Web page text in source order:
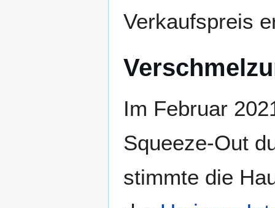
Verkaufspreis
Im Februar
Squeeze-Out
stimmte die